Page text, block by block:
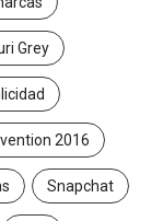
Grey
2016
Snapchat